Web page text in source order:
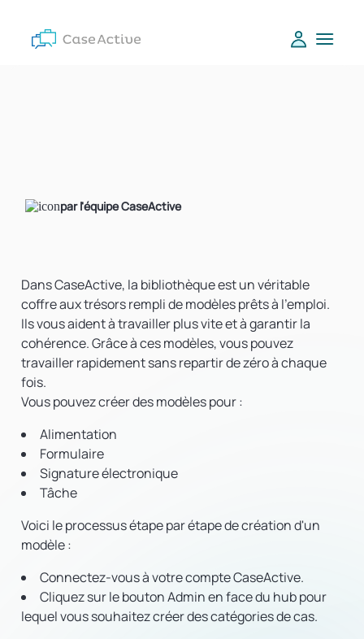
par l'équipe CaseActive
Dans CaseActive, la bibliothèque est un véritable
coffre aux trésors rempli de modèles prêts à l'emploi.
Ils vous aident à travailler plus vite et à garantir la
cohérence. Grâce à ces modèles, vous pouvez
travailler rapidement sans repartir de zéro à chaque
fois.
Vous pouvez créer des modèles pour :
Alimentation
Formulaire
Signature électronique
Tâche
Voici le processus étape par étape de création d'un
modèle :
Connectez-vous à votre compte CaseActive.
Cliquez sur le bouton Admin en face du hub pour
lequel vous souhaitez créer des catégories de cas.